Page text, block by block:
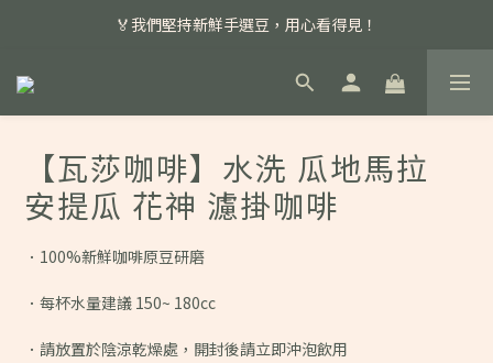
📣 本月主打特殊處理咖啡豆，任選超優惠！
🏅我們堅持新鮮手選豆，用心看得見！
📣 📣 新加入會員即享百元購物金，消費滿額再享免運費！
【瓦莎咖啡】水洗 瓜地馬拉
安提瓜 花神 濾掛咖啡
．100%新鮮咖啡原豆研磨
．每杯水量建議 150~ 180cc
．請放置於陰涼乾燥處，開封後請立即沖泡飲用